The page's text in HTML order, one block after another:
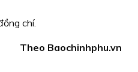
chí.
Theo Baochinhphu.vn